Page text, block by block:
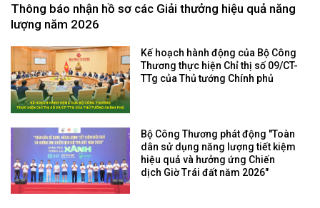
Thông báo nhận hồ sơ các Giải thưởng hiệu quả năng
lượng năm 2026
Kế hoạch hành động của Bộ Công
Thương thực hiện Chỉ thị số 09/CT-
TTg của Thủ tướng Chính phủ
Bộ Công Thương phát động "Toàn
dân sử dụng năng lượng tiết kiệm
hiệu quả và hưởng ứng Chiến
dịch Giờ Trái đất năm 2026"